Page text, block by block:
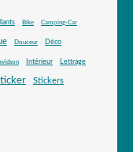
Bike Camping-Car
Douceur Déco
Intérieur Lettrage
Stickers